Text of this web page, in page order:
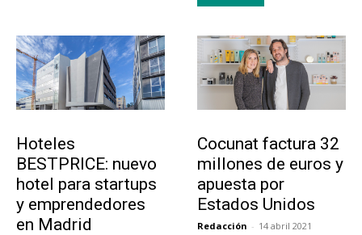
Hoteles
BESTPRICE: nuevo
hotel para startups
y emprendedores
en Madrid
Cocunat factura 32
millones de euros y
apuesta por
Estados Unidos
Redacción - 14 abril 2021